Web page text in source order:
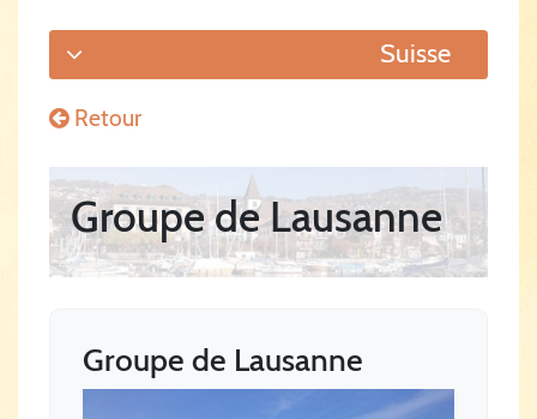
Suisse
Retour
Groupe de Lausanne
Groupe de Lausanne